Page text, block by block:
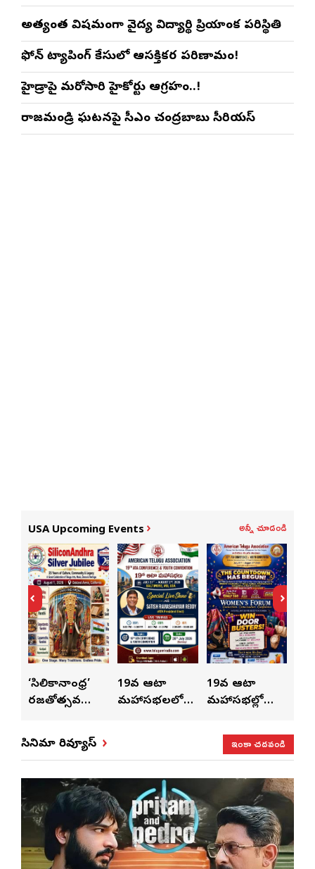
అత్యంత విషమంగా వైద్య విద్యార్థిని ప్రియాంక పరిస్థితి
ఫోన్ ట్యాపింగ్ కేసులో ఆసక్తికర పరిణామం!
హైడ్రాపై మరోసారి హైకోర్టు ఆగ్రహం..!
రాజమండ్రి ఘటనపై సీఎం చంద్రబాబు సీరియస్
USA Upcoming Events అన్నీ చూడండి
‘సిలికానాంధ్ర’
రజతోత్సవ
కుంభ హారతి
ప్రత్యేకం
19వ ఆటా
మహాసభలలో
19వ ఆటా
మహాసభల్లో
ప్రత్యేకంగా
‘ఉమెన్స్ ఫోరమ్’
సినిమా రివ్యూస్ ఇంకా చదవండి